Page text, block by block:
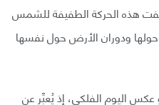
هذه الحركة الطفيفة للشمس
ودوران الأرض حول نفسها
اليوم الفلكي، إذ يُعبِّر عن